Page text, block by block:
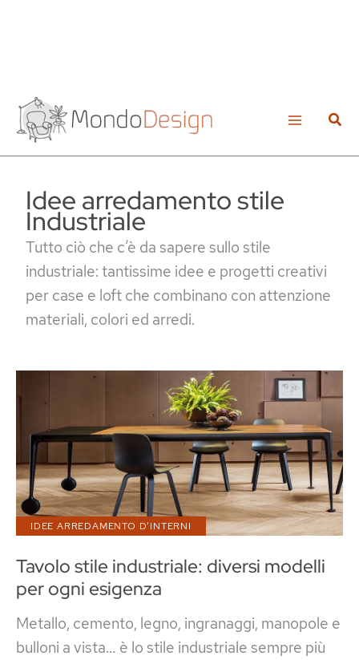
contenuto
Idee arredamento stile
Industriale
Tutto ciò che c’è da sapere sullo stile
industriale: tantissime idee e progetti creativi
per case e loft che combinano con attenzione
materiali, colori ed arredi.
Tavolo stile industriale: diversi modelli
per ogni esigenza
IDEE ARREDAMENTO D'INTERNI
Metallo, cemento, legno, ingranaggi, manopole e
bulloni a vista… è lo stile industriale sempre più